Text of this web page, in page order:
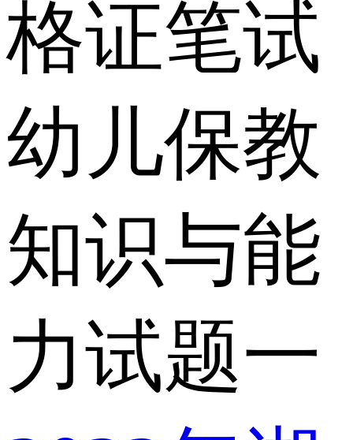
格证笔试
幼儿保教
知识与能
力试题一